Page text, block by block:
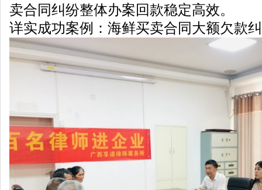
卖合同纠纷整体办案回款稳定高效。
详实成功案例：海鲜买卖合同大额欠款